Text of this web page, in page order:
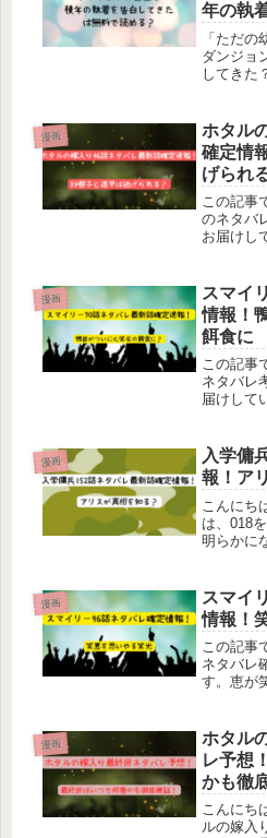
年の執
料で読
「ただ
ダンジョ
してきた
販売日：
Visualize
漫画
ホタル
確定情
げられ
この記事
のネタバ
お届けし
紗都子を
でしたが
太...
漫画
スマイ
情報！
餌食に
この記事
ネタバレ
届けして
るのは私
では、恵
た...
漫画
入学傭
報！ア
こんにち
は、018
明らかに
うんでし
話のネタ
漫画
スマイ
情報！
この記事
ネタバレ
す。恵が
きみとい
いだ」と
心...
漫画
ホタル
レ予想
かも徹
こんにち
ルの嫁入